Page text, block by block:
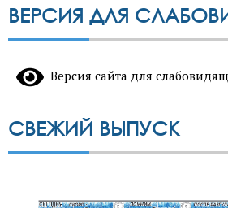
ВЕРСИЯ ДЛЯ
Версия сайта для
СВЕЖИЙ ВЫПУСК